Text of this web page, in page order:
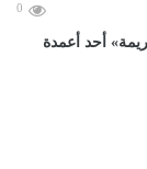
0
أحد أعمدة